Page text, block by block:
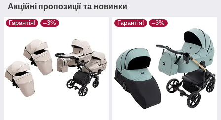
Акційні пропозиції та новинки
Гарантія! –3% Гарантія! –3%